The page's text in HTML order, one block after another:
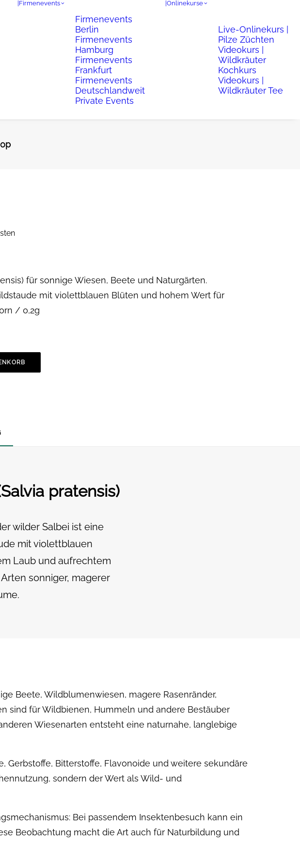
|Firmenevents
Firmenevents
Berlin
Firmenevents
Hamburg
Firmenevents
Frankfurt
Firmenevents
Deutschlandweit
Private Events
|Onlinekurse
Live-Onlinekurs |
Pilze Züchten
Videokurs |
Wildkräuter
Kochkurs
Videokurs |
Wildkräuter Tee
für sonnige Wiesen, Beete und Naturgärten.
mit violettblauen Blüten und hohem Wert für
/ 0,2g
pratensis)
wilder Salbei ist eine
mit violettblauen
Laub und aufrechtem
sonniger, magerer
Beete, Wildblumenwiesen, magere Rasenränder,
sind für Wildbienen, Hummeln und andere Bestäuber
Wiesenarten entsteht eine naturnahe, langlebige
Gerbstoffe, Bitterstoffe, Flavonoide und weitere sekundäre
sondern der Wert als Wild- und
Bei passendem Insektenbesuch kann ein
Beobachtung macht die Art auch für Naturbildung und